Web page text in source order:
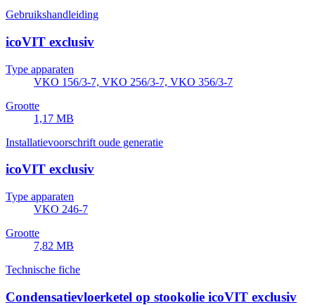
Gebruikshandleiding
icoVIT exclusiv
Type apparaten
VKO 156/3-7, VKO 256/3-7, VKO 356/3-7
Grootte
1,17 MB
Installatievoorschrift oude generatie
icoVIT exclusiv
Type apparaten
VKO 246-7
Grootte
7,82 MB
Technische fiche
Condensatievloerketel op stookolie icoVIT exclusiv